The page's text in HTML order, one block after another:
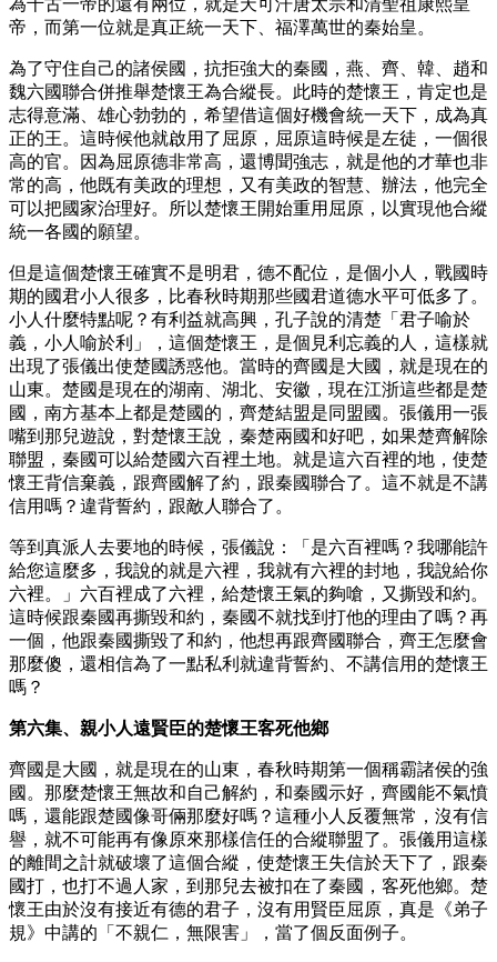
帝，而第一位就是真正統一天下、福澤萬世的秦始皇。
為了守住自己的諸侯國，抗拒強大的秦國，燕、齊、韓、趙和
魏六國聯合併推舉楚懷王為合縱長。此時的楚懷王，肯定也是
志得意滿、雄心勃勃的，希望借這個好機會統一天下，成為真
正的王。這時候他就啟用了屈原，屈原這時候是左徒，一個很
高的官。因為屈原德非常高，還博聞強志，就是他的才華也非
常的高，他既有美政的理想，又有美政的智慧、辦法，他完全
可以把國家治理好。所以楚懷王開始重用屈原，以實現他合縱
統一各國的願望。
但是這個楚懷王確實不是明君，德不配位，是個小人，戰國時
期的國君小人很多，比春秋時期那些國君道德水平可低多了。
小人什麼特點呢？有利益就高興，孔子說的清楚「君子喻於
義，小人喻於利」，這個楚懷王，是個見利忘義的人，這樣就
出現了張儀出使楚國誘惑他。當時的齊國是大國，就是現在的
山東。楚國是現在的湖南、湖北、安徽，現在江浙這些都是楚
國，南方基本上都是楚國的，齊楚結盟是同盟國。張儀用一張
嘴到那兒遊說，對楚懷王說，秦楚兩國和好吧，如果楚齊解除
聯盟，秦國可以給楚國六百裡土地。就是這六百裡的地，使楚
懷王背信棄義，跟齊國解了約，跟秦國聯合了。這不就是不講
信用嗎？違背誓約，跟敵人聯合了。
等到真派人去要地的時候，張儀說：「是六百裡嗎？我哪能許
給您這麼多，我說的就是六裡，我就有六裡的封地，我說給你
六裡。」六百裡成了六裡，給楚懷王氣的夠嗆，又撕毀和約。
這時候跟秦國再撕毀和約，秦國不就找到打他的理由了嗎？再
一個，他跟秦國撕毀了和約，他想再跟齊國聯合，齊王怎麼會
那麼傻，還相信為了一點私利就違背誓約、不講信用的楚懷王
嗎？
第六集、親小人遠賢臣的楚懷王客死他鄉
齊國是大國，就是現在的山東，春秋時期第一個稱霸諸侯的強
國。那麼楚懷王無故和自己解約，和秦國示好，齊國能不氣憤
嗎，還能跟楚國像哥倆那麼好嗎？這種小人反覆無常，沒有信
譽，就不可能再有像原來那樣信任的合縱聯盟了。張儀用這樣
的離間之計就破壞了這個合縱，使楚懷王失信於天下了，跟秦
國打，也打不過人家，到那兒去被扣在了秦國，客死他鄉。楚
懷王由於沒有接近有德的君子，沒有用賢臣屈原，真是《弟子
規》中講的「不親仁，無限害」，當了個反面例子。